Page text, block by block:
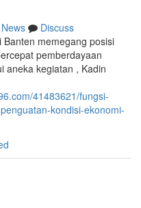
News
Discuss
Banten memegang posisi
pemberdayaan
aneka kegiatan , Kadin
41483621/fungsi-
kondisi-ekonomi-